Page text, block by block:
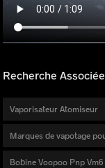
Recherche Associée
Vaporisateur Atomiseur
Marques de vapotage
Bobine Voopoo Pnp Vm6